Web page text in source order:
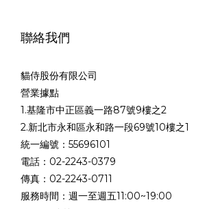
聯絡我們
貓侍股份有限公司
營業據點
1.基隆市中正區義一路87號9樓之2
2.新北市永和區永和路一段69號10樓之1
統一編號：55696101
電話：02-2243-0379
傳真：02-2243-0711
服務時間：週一至週五11:00~19:00